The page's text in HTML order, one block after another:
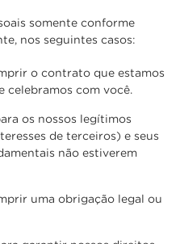
somente conforme
nos seguintes casos:
o contrato que estamos
celebramos com você.
os nossos legítimos
de terceiros) e seus
não estiverem
uma obrigação legal ou